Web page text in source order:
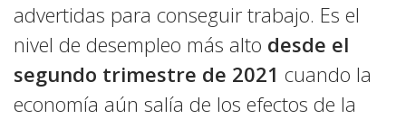
advertidas para conseguir trabajo. Es el
nivel de desempleo más alto desde el
segundo trimestre de 2021 cuando la
economía aún salía de los efectos de la